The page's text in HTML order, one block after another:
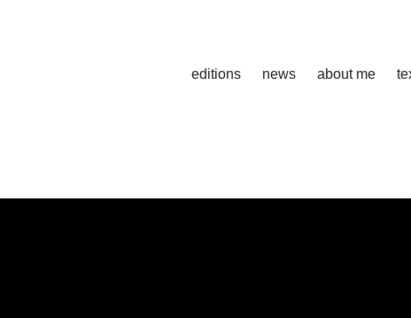
editions news about me